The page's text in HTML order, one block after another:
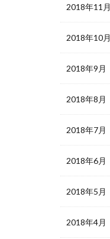
2018年11月
2018年10月
2018年9月
2018年8月
2018年7月
2018年6月
2018年5月
2018年4月